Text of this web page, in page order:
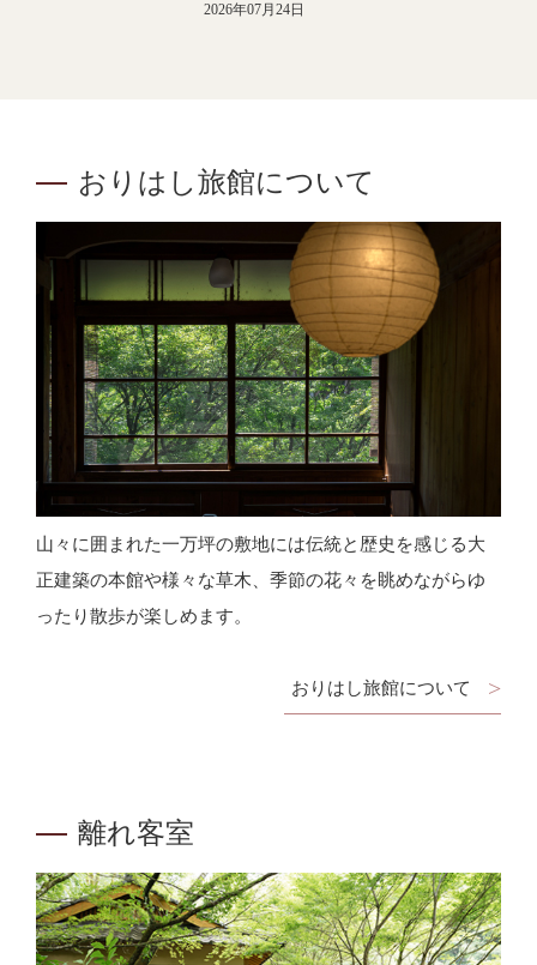
2026年07月24日
おりはし旅館について
山々に囲まれた一万坪の敷地には伝統と歴史を感じる大
正建築の本館や様々な草木、季節の花々を眺めながらゆ
ったり散歩が楽しめます。
おりはし旅館について
離れ客室